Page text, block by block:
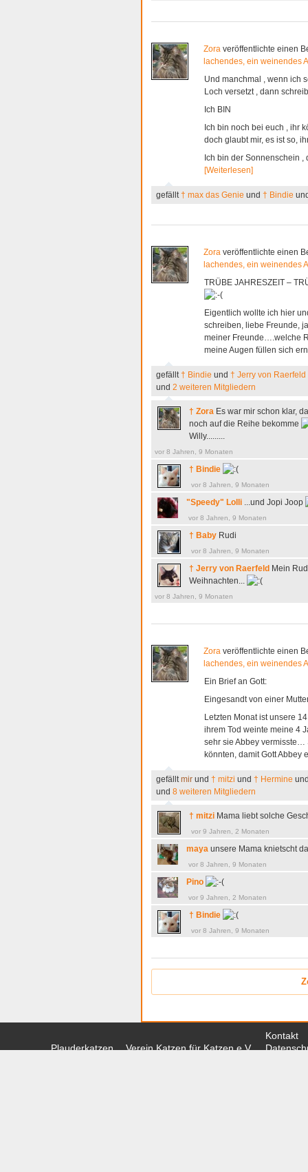
Zora veröffentlichte einen
lachendes, ein weinendes
Und manchmal , wenn ich
Loch versetzt , dann
Ich BIN
Ich bin noch bei euch , ihr
doch glaubt mir, es ist so,
Ich bin der Sonnenschein
[Weiterlesen]
gefällt† max das Genie und † Bindie
Zora veröffentlichte einen
lachendes, ein weinendes
TRÜBE JAHRESZEIT –
Eigentlich wollte ich hier
schreiben, liebe Freunde,
meiner Freunde….welche
meine Augen füllen sich
gefällt† Bindie und † Jerry von Raerfeld
und 2 weiteren Mitgliedern
† Zora Es war mir schon klar,
noch auf die Reihe bekomme
Willy.........
vor 8 Jahren, 9 Monaten
† Bindie
vor 8 Jahren, 9 Monaten
"Speedy" Lolli ...und Jopi Joop
vor 8 Jahren, 9 Monaten
† Baby Rudi
vor 8 Jahren, 9 Monaten
† Jerry von Raerfeld Mein
Weihnachten...
vor 8 Jahren, 9 Monaten
Zora veröffentlichte einen
lachendes, ein weinendes
Ein Brief an Gott:
Eingesandt von einer
Letzten Monat ist unsere
ihrem Tod weinte meine 4
sehr sie Abbey vermisste…
könnten, damit Gott
gefälltmir und † mitzi und † Hermine
und 8 weiteren Mitgliedern
† mitzi Mama liebt solche
vor 9 Jahren, 2 Monaten
maya unsere Mama knietscht
vor 8 Jahren, 9 Monaten
Pino
vor 9 Jahren, 2 Monaten
† Bindie
vor 8 Jahren, 9 Monaten
Plauderkatzen Verein Katzen für Katzen e.V.
Kontakt